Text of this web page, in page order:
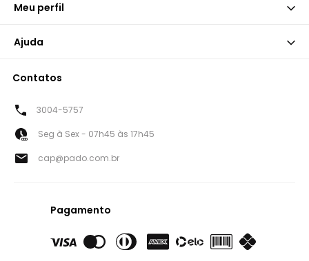
Meu perfil
Ajuda
Contatos
3004-5757
Seg à Sex - 07h45 às 17h45
cap@pado.com.br
Pagamento